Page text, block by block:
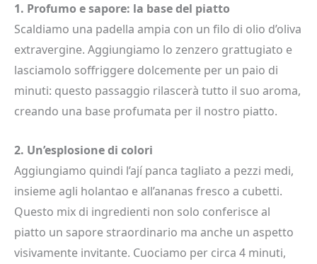
1. Profumo e sapore: la base del piatto
Scaldiamo una padella ampia con un filo di olio d’oliva
extravergine. Aggiungiamo lo zenzero grattugiato e
lasciamolo soffriggere dolcemente per un paio di
minuti: questo passaggio rilascerà tutto il suo aroma,
creando una base profumata per il nostro piatto.
2. Un’esplosione di colori
Aggiungiamo quindi l’ají panca tagliato a pezzi medi,
insieme agli holantao e all’ananas fresco a cubetti.
Questo mix di ingredienti non solo conferisce al
piatto un sapore straordinario ma anche un aspetto
visivamente invitante. Cuociamo per circa 4 minuti,